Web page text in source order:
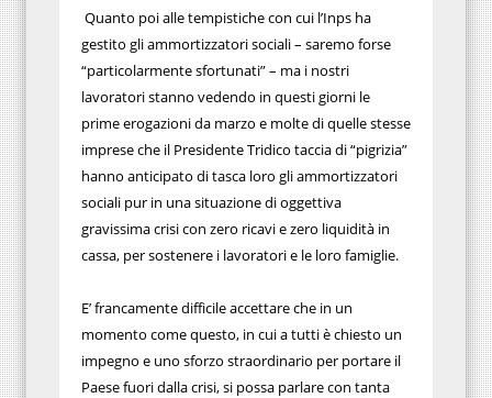
Quanto poi alle tempistiche con cui l’Inps ha
gestito gli ammortizzatori sociali – saremo forse
“particolarmente sfortunati” – ma i nostri
lavoratori stanno vedendo in questi giorni le
prime erogazioni da marzo e molte di quelle stesse
imprese che il Presidente Tridico taccia di “pigrizia”
hanno anticipato di tasca loro gli ammortizzatori
sociali pur in una situazione di oggettiva
gravissima crisi con zero ricavi e zero liquidità in
cassa, per sostenere i lavoratori e le loro famiglie.
E’ francamente difficile accettare che in un
momento come questo, in cui a tutti è chiesto un
impegno e uno sforzo straordinario per portare il
Paese fuori dalla crisi, si possa parlare con tanta